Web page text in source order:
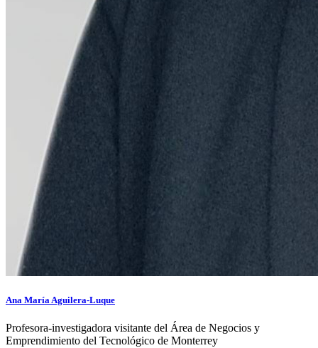
Ana María Aguilera-Luque
Profesora-investigadora visitante del Área de Negocios y
Emprendimiento del Tecnológico de Monterrey